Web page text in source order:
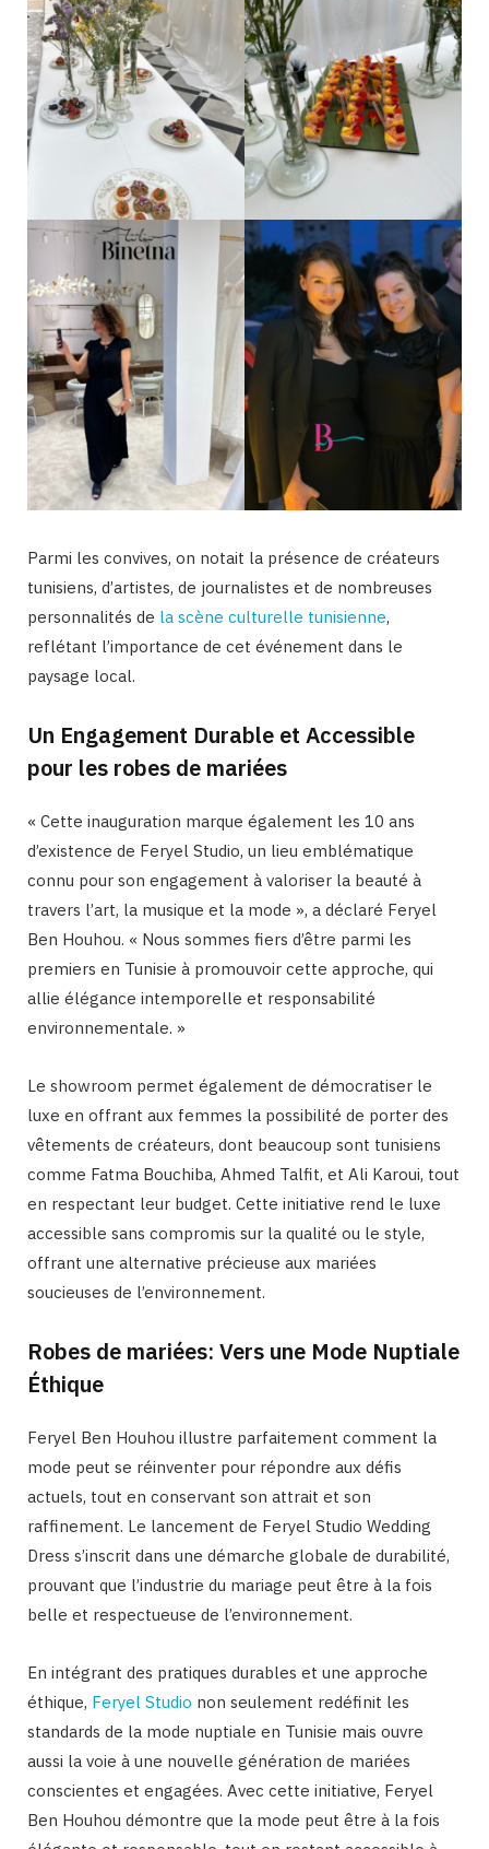
Parmi les convives, on notait la présence de créateurs
tunisiens, d’artistes, de journalistes et de nombreuses
personnalités de la scène culturelle tunisienne,
reflétant l’importance de cet événement dans le
paysage local.
Un Engagement Durable et Accessible
pour les robes de mariées
« Cette inauguration marque également les 10 ans
d’existence de Feryel Studio, un lieu emblématique
connu pour son engagement à valoriser la beauté à
travers l’art, la musique et la mode », a déclaré Feryel
Ben Houhou. « Nous sommes fiers d’être parmi les
premiers en Tunisie à promouvoir cette approche, qui
allie élégance intemporelle et responsabilité
environnementale. »
Le showroom permet également de démocratiser le
luxe en offrant aux femmes la possibilité de porter des
vêtements de créateurs, dont beaucoup sont tunisiens
comme Fatma Bouchiba, Ahmed Talfit, et Ali Karoui, tout
en respectant leur budget. Cette initiative rend le luxe
accessible sans compromis sur la qualité ou le style,
offrant une alternative précieuse aux mariées
soucieuses de l’environnement.
Robes de mariées: Vers une Mode Nuptiale
Éthique
Feryel Ben Houhou illustre parfaitement comment la
mode peut se réinventer pour répondre aux défis
actuels, tout en conservant son attrait et son
raffinement. Le lancement de Feryel Studio Wedding
Dress s’inscrit dans une démarche globale de durabilité,
prouvant que l’industrie du mariage peut être à la fois
belle et respectueuse de l’environnement.
En intégrant des pratiques durables et une approche
éthique, Feryel Studio non seulement redéfinit les
standards de la mode nuptiale en Tunisie mais ouvre
aussi la voie à une nouvelle génération de mariées
conscientes et engagées. Avec cette initiative, Feryel
Ben Houhou démontre que la mode peut être à la fois